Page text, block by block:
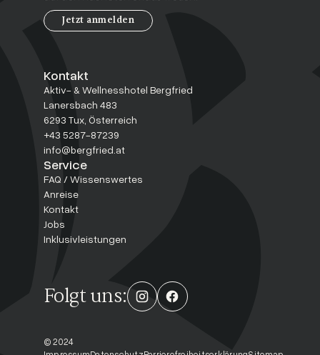
Jetzt anmelden
Kontakt
Aktiv- & Wellnesshotel Bergfried
Lanersbach 483
6293 Tux, Österreich
+43 5287-87239
info@bergfried.at
Service
FAQ / Wissenswertes
Anreise
Kontakt
Jobs
Inklusivleistungen
Folgt uns:
© 2024